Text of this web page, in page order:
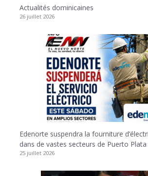
Actualités dominicaines
26 juillet 2026
Edenorte suspendra la fourniture
dans de vastes secteurs de Puerto Plata
25 juillet 2026